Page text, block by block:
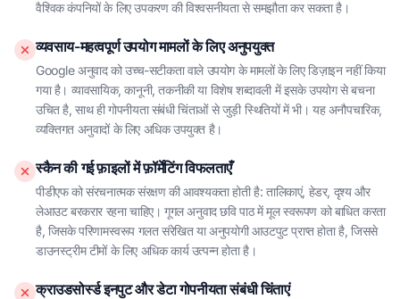
वैश्विक कंपनियों के लिए उपकरण की विश्वसनीयता से समझौता कर सकता है।
व्यवसाय-महत्वपूर्ण उपयोग मामलों के लिए अनुपयुक्त
Google अनुवाद को उच्च-सटीकता वाले उपयोग के मामलों के लिए डिज़ाइन नहीं किया
गया है। व्यावसायिक, कानूनी, तकनीकी या विशेष शब्दावली में इसके उपयोग से बचना
उचित है, साथ ही गोपनीयता संबंधी चिंताओं से जुड़ी स्थितियों में भी। यह अनौपचारिक,
व्यक्तिगत अनुवादों के लिए अधिक उपयुक्त है।
स्कैन की गई फ़ाइलों में फ़ॉर्मेटिंग विफलताएँ
पीडीएफ को संरचनात्मक संरक्षण की आवश्यकता होती है: तालिकाएं, हेडर, दृश्य और
लेआउट बरकरार रहना चाहिए। गूगल अनुवाद छवि पाठ में मूल स्वरूपण को बाधित करता
है, जिसके परिणामस्वरूप गलत संरेखित या अनुपयोगी आउटपुट प्राप्त होता है, जिससे
डाउनस्ट्रीम टीमों के लिए अधिक कार्य उत्पन्न होता है।
क्राउडसोर्स्ड इनपुट और डेटा गोपनीयता संबंधी चिंताएं